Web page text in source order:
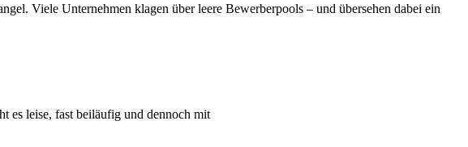
Viele Unternehmen klagen über leere Bewerberpools – und übersehen dabei ein
es leise, fast beiläufig und dennoch mit